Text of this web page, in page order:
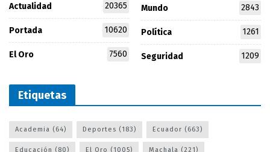
Actualidad 20365
Portada 10620
El Oro 7560
Mundo 2843
Política 1261
Seguridad 1209
Etiquetas
Academia (64) Deportes (183) Ecuador (663)
Educación (80) El Oro (1005) Machala (221)